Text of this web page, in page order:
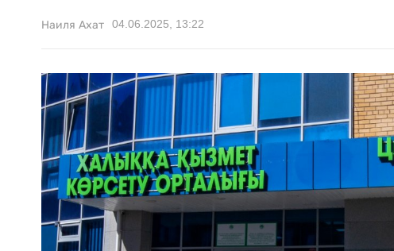
Наиля Ахат 04.06.2025, 13:22